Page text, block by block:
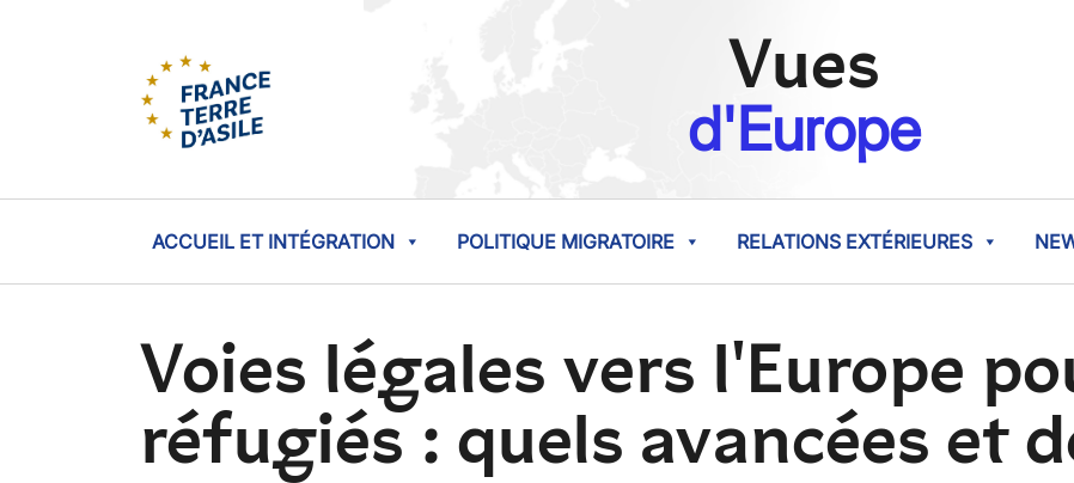
Vues
d'Europe
ACCUEIL ET INTÉGRATION POLITIQUE MIGRATOIRE RELATIONS EXTÉRIEURES
Voies légales vers l'Europe
réfugiés : quels avancées et